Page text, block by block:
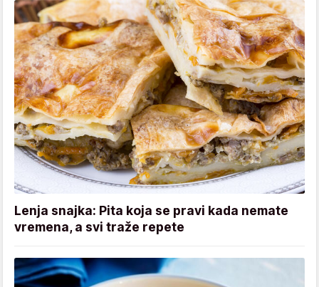
Lenja snajka: Pita koja se pravi kada nemate
vremena, a svi traže repete